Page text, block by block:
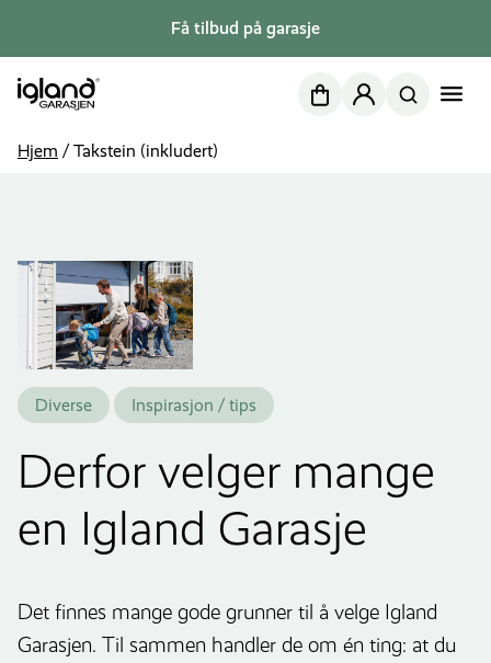
Få tilbud på garasje
NettbutikkMin side
Hjem /Takstein (inkludert)
Diverse Inspirasjon / tips
Derfor velger mange
en Igland Garasje
Det finnes mange gode grunner til å velge Igland
Garasjen. Til sammen handler de om én ting: at du